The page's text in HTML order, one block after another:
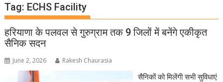
Tag: ECHS Facility
हरियाणा के पलवल से गुरुग्राम तक 9 जिलों में बनेंगे एकीकृत
सैनिक सदन
June 2, 2026 Rakesh Chaurasia
सैनिकों को मिलेंगी सभी सुविधाएं